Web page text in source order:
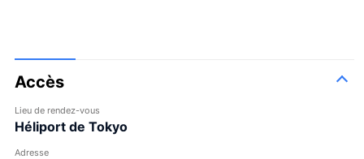
Accès
Lieu de rendez-vous
Héliport de Tokyo
Adresse